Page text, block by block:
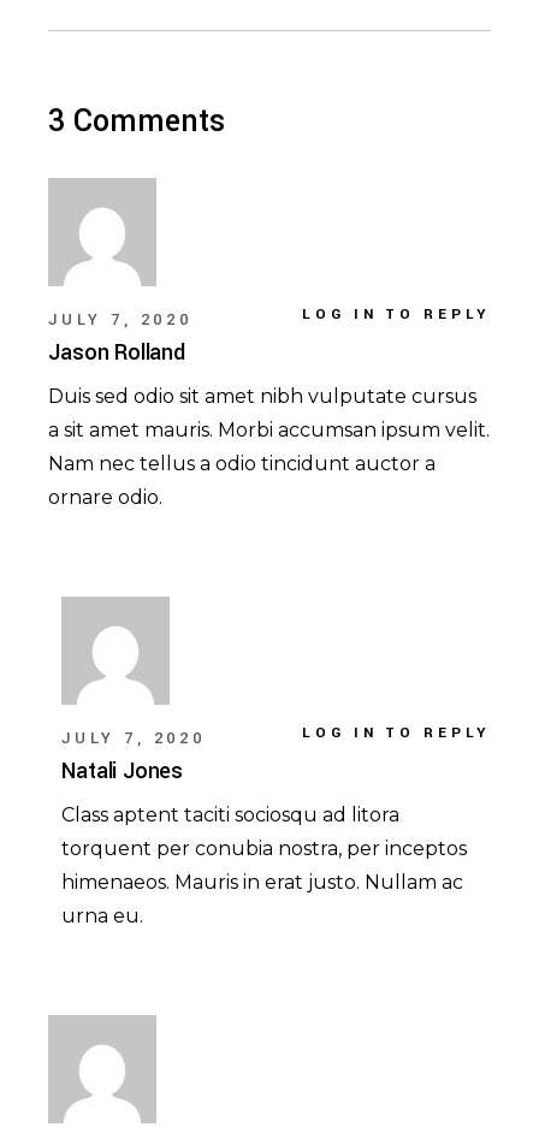
3 Comments
JULY 7, 2020
Jason Rolland
Duis sed odio sit amet nibh vulputate cursus
a sit amet mauris. Morbi accumsan ipsum velit.
Nam nec tellus a odio tincidunt auctor a
ornare odio.
LOG IN TO REPLY
JULY 7, 2020
Natali Jones
Class aptent taciti sociosqu ad litora
torquent per conubia nostra, per inceptos
himenaeos. Mauris in erat justo. Nullam ac
urna eu.
LOG IN TO REPLY